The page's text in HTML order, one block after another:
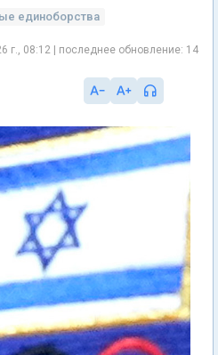
единоборства
г., 08:12 | последнее обновление: 14